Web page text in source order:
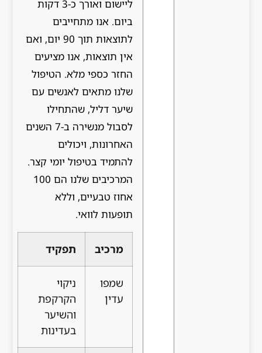
ליישום ואורך כ-3 דקות
ביום. אנו מתחייבים
לתוצאות תוך 90 יום, ואם
אין תוצאות, אנו מציעים
החזר כספי מלא. הטיפול
שלנו מתאים לאנשים עם
שיער דליל, שהתחילו
לסבול מנשירה ב-7 השנים
האחרונות, ויכולים
להתמיד בטיפול יומי קצר.
המרכיבים שלנו הם 100
אחוז טבעיים, וללא
תופעות לוואי.
מרכיב תפקיד
שמפו
עדין
ניקוי
הקרקפת
והשיער
בעדינות